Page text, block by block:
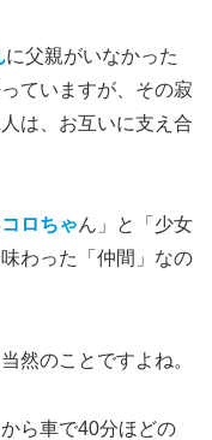
に父親がいなかった
ていますが、その寂
は、お互いに支え合
コロちゃん」と「少女
わった「仲間」なの
然のことですよね。
ら車で40分ほどの